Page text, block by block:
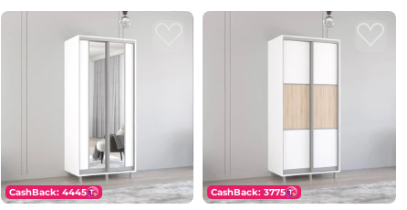
CashBack: 4445 CashBack: 3775